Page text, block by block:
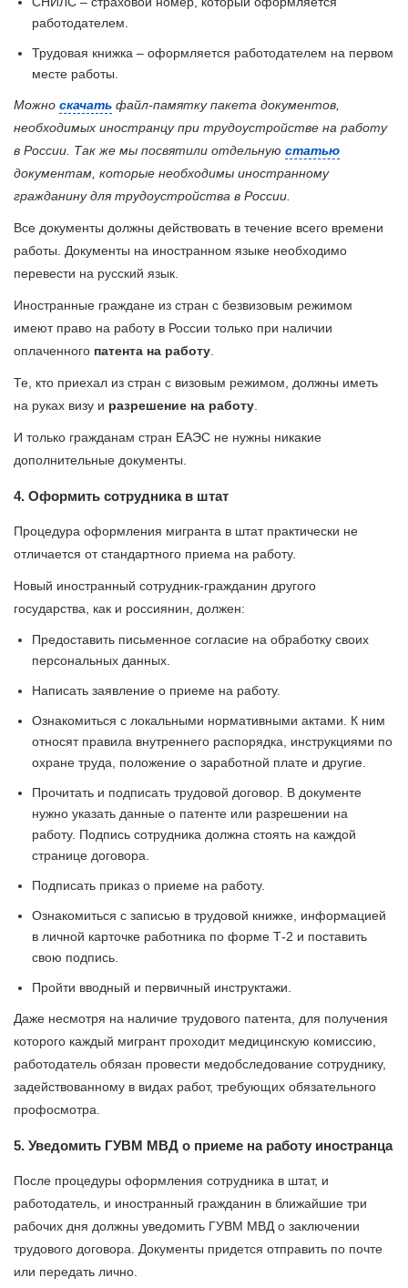
работодателем.
Трудовая книжка – оформляется работодателем на первом
месте работы.
Можно скачать файл-памятку пакета документов,
необходимых иностранцу при трудоустройстве на работу
в России. Так же мы посвятили отдельную статью
документам, которые необходимы иностранному
гражданину для трудоустройства в России.
Все документы должны действовать в течение всего времени
работы. Документы на иностранном языке необходимо
перевести на русский язык.
Иностранные граждане из стран с безвизовым режимом
имеют право на работу в России только при наличии
оплаченного патента на работу
Те, кто приехал из стран с визовым режимом, должны иметь
на руках визу и разрешение на работу
И только гражданам стран ЕАЭС не нужны никакие
дополнительные документы.
4. Оформить сотрудника в штат
Процедура оформления мигранта в штат практически не
отличается от стандартного приема на работу.
Новый иностранный сотрудник-гражданин другого
государства, как и россиянин, должен:
Предоставить письменное согласие на обработку своих
персональных данных.
Написать заявление о приеме на работу.
Ознакомиться с локальными нормативными актами. К ним
относят правила внутреннего распорядка, инструкциями по
охране труда, положение о заработной плате и другие.
Прочитать и подписать трудовой договор. В документе
нужно указать данные о патенте или разрешении на
работу. Подпись сотрудника должна стоять на каждой
странице договора.
Подписать приказ о приеме на работу.
Ознакомиться с записью в трудовой книжке, информацией
в личной карточке работника по форме Т-2 и поставить
свою подпись.
Пройти вводный и первичный инструктажи.
Даже несмотря на наличие трудового патента, для получения
которого каждый мигрант проходит медицинскую комиссию,
работодатель обязан провести медобследование сотруднику,
задействованному в видах работ, требующих обязательного
профосмотра.
5. Уведомить ГУВМ МВД о приеме на работу иностранца
После процедуры оформления сотрудника в штат, и
работодатель, и иностранный гражданин в ближайшие три
рабочих дня должны уведомить ГУВМ МВД о заключении
трудового договора. Документы придется отправить по почте
или передать лично.